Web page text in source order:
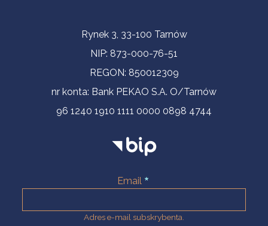
Informacje kontaktoweRynek 3, 33-100 Tarnów
NIP: 873-000-76-51
REGON: 850012309
nr konta: Bank PEKAO S.A. O/Tarnów
96 1240 1910 1111 0000 0898 4744
Email
Adres e-mail subskrybenta.